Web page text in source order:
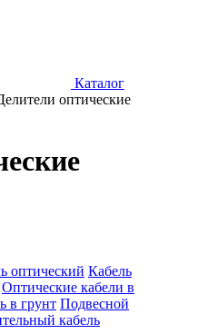
Каталог
оптические
оптический Кабель
Оптические кабели в
в грунт Подвесной
кабель